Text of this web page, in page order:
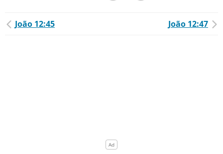
João 12:45 João 12:47